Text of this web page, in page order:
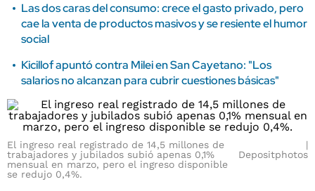
Las dos caras del consumo: crece el gasto privado, pero
cae la venta de productos masivos y se resiente el humor
social
Kicillof apuntó contra Milei en San Cayetano: "Los
salarios no alcanzan para cubrir cuestiones básicas"
El ingreso real registrado de 14,5 millones de
trabajadores y jubilados subió apenas 0,1%
mensual en marzo, pero el ingreso disponible
se redujo 0,4%.
Depositphotos